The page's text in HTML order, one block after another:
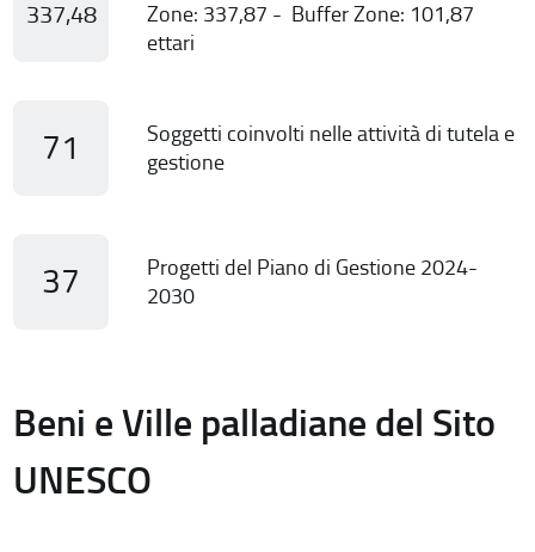
337,48
Zone: 337,87 - Buffer Zone: 101,87
ettari
71
Soggetti coinvolti nelle attività di tutela e
gestione
37
Progetti del Piano di Gestione 2024-
2030
Beni e Ville palladiane del Sito
UNESCO